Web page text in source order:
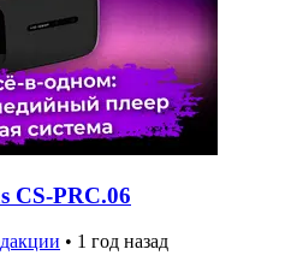
CS-PRC.06
• 1 год назад